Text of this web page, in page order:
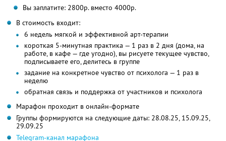
Вы заплатите: 2800р. вместо 4000р.
В стоимость входит:
6 недель мягкой и эффективной арт-терапии
короткая 5-минутная практика — 1 раз в 2 дня (дома, на
работе, в кафе — где угодно), вы рисуете текущее чувство,
подписываете его, делитесь в группе
задание на конкретное чувство от психолога — 1 раз в
неделю
обратная связь и поддержка от участников и психолога
Марафон проходит в онлайн-формате
Группы формируются на следующие даты: 28.08.25, 15.09.25,
29.09.25
Telegram-канал марафона